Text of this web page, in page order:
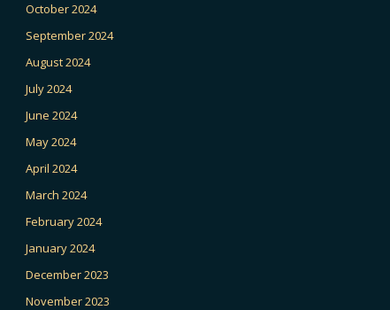
October 2024
September 2024
August 2024
July 2024
June 2024
May 2024
April 2024
March 2024
February 2024
January 2024
December 2023
November 2023